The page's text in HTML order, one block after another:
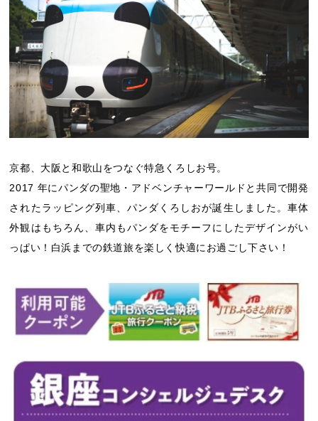
京都、大阪と和歌山をつなぐ特急くろしお号。
2017 年にパンダの聖地・アドベンチャーワールドと共同で開発
されたラッピング列車、パンダくろしおが誕生しました。車体
外観はもちろん、車内もパンダをモチーフにしたデザインがい
っぱい！白浜までの鉄道旅を楽しく快適にお過ごし下さい！